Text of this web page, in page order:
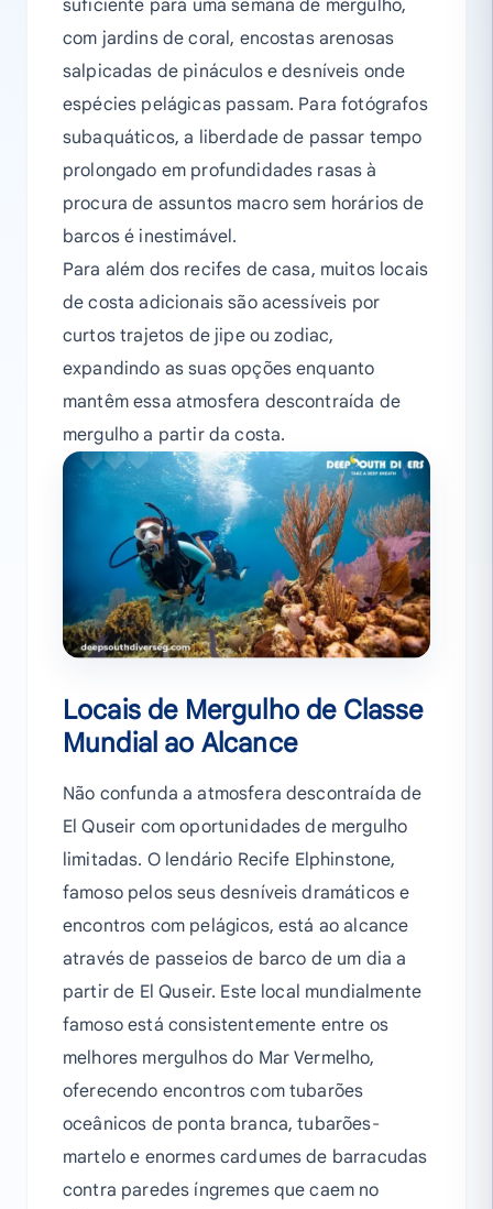
suficiente para uma semana de mergulho,
com jardins de coral, encostas arenosas
salpicadas de pináculos e desníveis onde
espécies pelágicas passam. Para fotógrafos
subaquáticos, a liberdade de passar tempo
prolongado em profundidades rasas à
procura de assuntos macro sem horários de
barcos é inestimável.
Para além dos recifes de casa, muitos locais
de costa adicionais são acessíveis por
curtos trajetos de jipe ou zodiac,
expandindo as suas opções enquanto
mantêm essa atmosfera descontraída de
mergulho a partir da costa.
Locais de Mergulho de Classe
Mundial ao Alcance
Não confunda a atmosfera descontraída de
El Quseir com oportunidades de mergulho
limitadas. O lendário Recife Elphinstone,
famoso pelos seus desníveis dramáticos e
encontros com pelágicos, está ao alcance
através de passeios de barco de um dia a
partir de El Quseir. Este local mundialmente
famoso está consistentemente entre os
melhores mergulhos do Mar Vermelho,
oferecendo encontros com tubarões
oceânicos de ponta branca, tubarões-
martelo e enormes cardumes de barracudas
contra paredes íngremes que caem no